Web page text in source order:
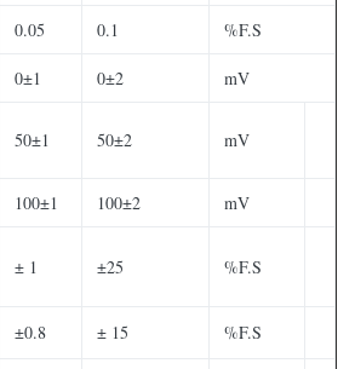
0.05 0.1 %F.S
0±1 0±2 mV
50±1 50±2 mV
100±1 100±2 mV
± 1 ±25 %F.S
±0.8 ± 15 %F.S